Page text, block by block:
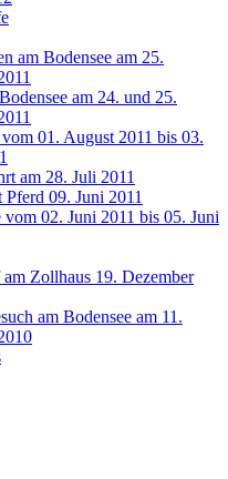
am Bodensee am 25.
am 24. und 25.
01. August 2011 bis 03.
am 28. Juli 2011
Pferd 09. Juni 2011
vom 02. Juni 2011 bis 05. Juni
Zollhaus 19. Dezember
am Bodensee am 11.